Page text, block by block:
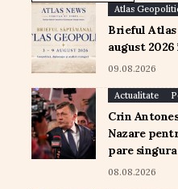
Atlas
Brieful Atlas
august
09.08.2026
Actualitate
Crin
Nazare
pare
08.08.2026